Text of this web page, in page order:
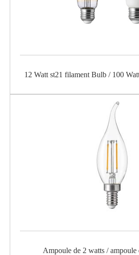
12 Watt st21 filament Bulb / 100
Ampoule de 2 watts / ampoule